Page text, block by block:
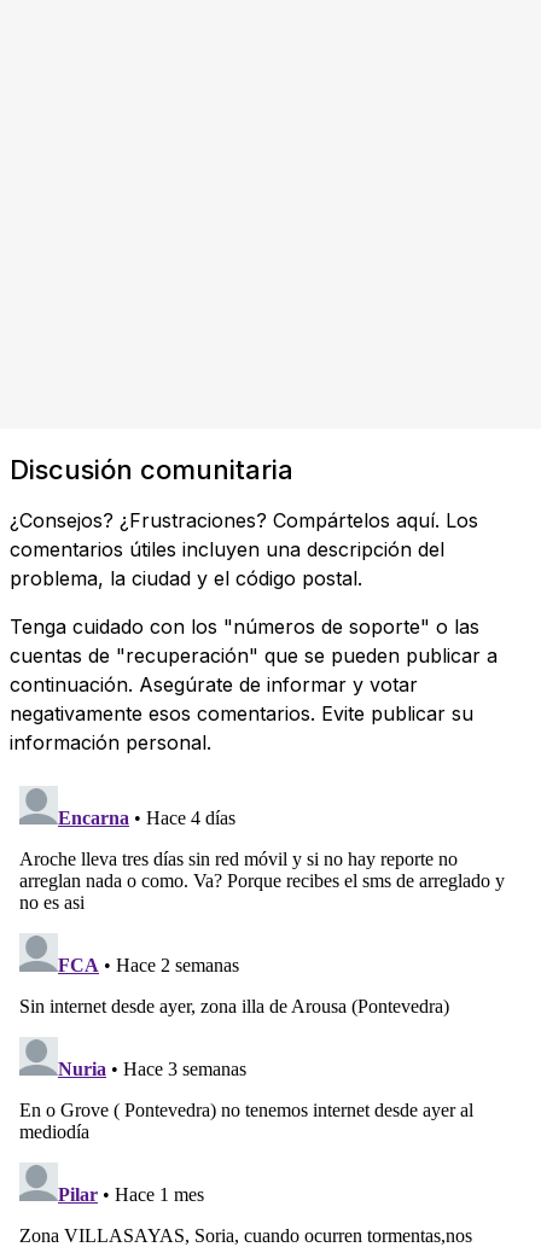
Discusión comunitaria
¿Consejos? ¿Frustraciones? Compártelos aquí. Los
comentarios útiles incluyen una descripción del
problema, la ciudad y el código postal.
Tenga cuidado con los "números de soporte" o las
cuentas de "recuperación" que se pueden publicar a
continuación. Asegúrate de informar y votar
negativamente esos comentarios. Evite publicar su
información personal.